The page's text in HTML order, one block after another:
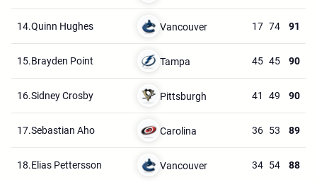
14.Quinn Hughes Vancouver 17 74 91
15.Brayden Point Tampa 45 45 90
16.Sidney Crosby Pittsburgh 41 49 90
17.Sebastian Aho Carolina 36 53 89
18.Elias Pettersson Vancouver 34 54 88